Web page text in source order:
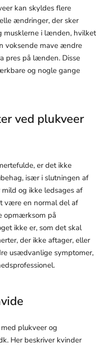
kan skyldes flere
ændringer, der sker
musklerne i lænden, hvilket
voksende mave ændre
pres på lænden. Disse
og nogle gange
ved plukveer
er det ikke
især i slutningen af
og ikke ledsages af
være en normal del af
opmærksom på
ikke er, som det skal
der ikke aftager, eller
usædvanlige symptomer,
plukveer og
Her beskriver kvinder